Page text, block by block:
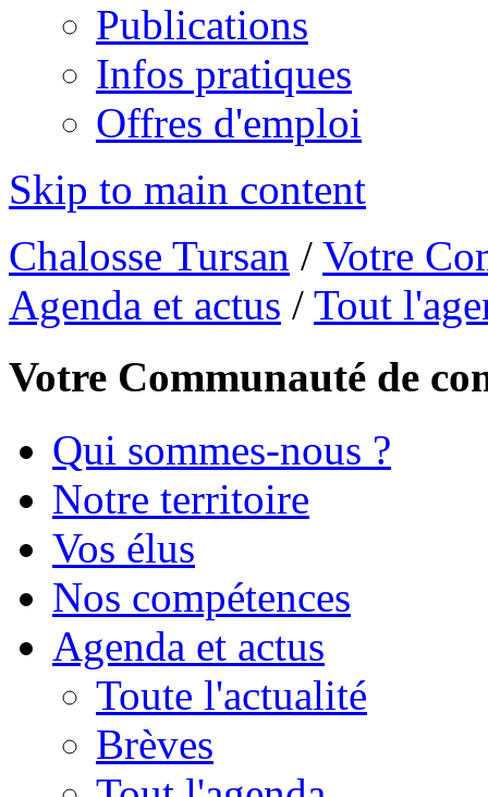
Publications
Infos pratiques
Offres d'emploi
Skip to main content
Chalosse Tursan / Votre
Agenda et actus / Tout
Votre Communauté de
Qui sommes-nous ?
Notre territoire
Vos élus
Nos compétences
Agenda et actus
Toute l'actualité
Brèves